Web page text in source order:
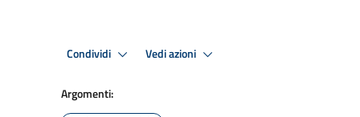
Condividi Vedi azioni
Argomenti: